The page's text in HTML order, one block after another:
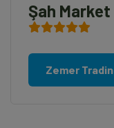
Şah Market
Zemer